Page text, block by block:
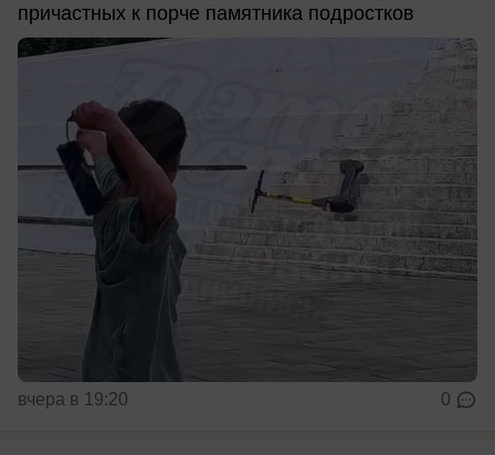
причастных к порче памятника подростков
вчера в 19:20 0